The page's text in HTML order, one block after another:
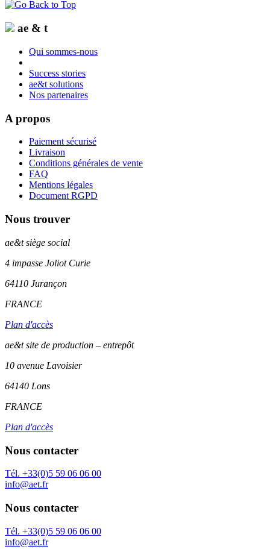
ae & t
Qui sommes-nous
Success stories
ae&t solutions
Nos partenaires
A propos
Paiement sécurisé
Livraison
Conditions générales de vente
FAQ
Mentions légales
Document RGPD
Nous trouver
ae&tsiège social
4 impasse Joliot Curie
64110 Jurançon
FRANCE
Plan d'accès
ae&t site de production – entrepôt
10 avenue Lavoisier
64140 Lons
FRANCE
Plan d'accès
Nous contacter
Tél. +33(0)5 59 06 06 00
info@aet.fr
Nous contacter
Tél. +33(0)5 59 06 06 00
info@aet.fr